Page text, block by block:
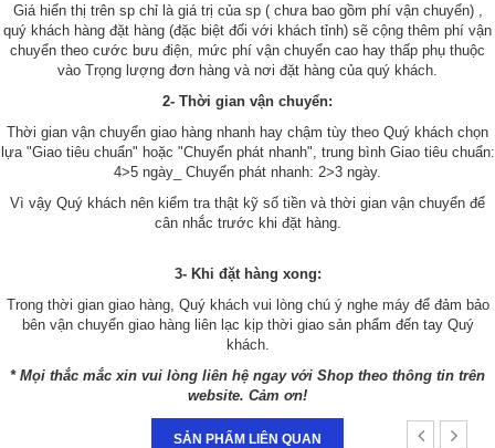
Giá hiển thị trên sp chỉ là giá trị của sp ( chưa bao gồm phí vận chuyển) ,
quý khách hàng đặt hàng (đặc biệt đối với khách tỉnh) sẽ cộng thêm phí vận
chuyển theo cước bưu điện, mức phí vận chuyển cao hay thấp phụ thuộc
vào Trọng lượng đơn hàng và nơi đặt hàng của quý khách.
2- Thời gian vận chuyển:
Thời gian vận chuyển giao hàng nhanh hay chậm tùy theo Quý khách chọn
lựa "Giao tiêu chuẩn" hoặc "Chuyển phát nhanh", trung bình Giao tiêu chuẩn:
4>5 ngày_ Chuyển phát nhanh: 2>3 ngày.
Vì vậy Quý khách nên kiểm tra thật kỹ số tiền và thời gian vận chuyển để
cân nhắc trước khi đặt hàng.
3- Khi đặt hàng xong:
Trong thời gian giao hàng, Quý khách vui lòng chú ý nghe máy để đảm bảo
bên vận chuyển giao hàng liên lạc kịp thời giao sản phẩm đến tay Quý
khách.
* Mọi thắc mắc xin vui lòng liên hệ ngay với Shop theo thông tin trên
website. Cảm ơn!
SẢN PHẨM LIÊN QUAN